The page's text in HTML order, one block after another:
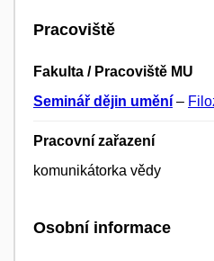
Pracoviště
Fakulta / Pracoviště MU
Seminář dějin umění –
Pracovní zařazení
komunikátorka vědy
Osobní informace